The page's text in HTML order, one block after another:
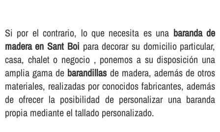
Si por el contrario, lo que necesita es una baranda de
madera en Sant Boi para decorar su domicilio particular,
casa, chalet o negocio , ponemos a su disposición una
amplia gama de barandillasde madera, además de otros
materiales, realizadas por conocidos fabricantes, además
de ofrecer la posibilidad de personalizar una baranda
propia mediante el tallado personalizado.